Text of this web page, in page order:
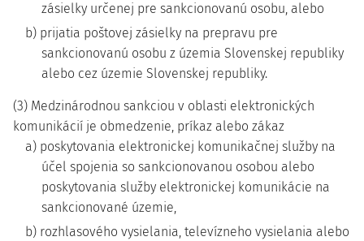
zásielky určenej pre sankcionovanú osobu, alebo
b) prijatia poštovej zásielky na prepravu pre
sankcionovanú osobu z územia Slovenskej republiky
alebo cez územie Slovenskej republiky.
(3) Medzinárodnou sankciou v oblasti elektronických
komunikácií je obmedzenie, príkaz alebo zákaz
a) poskytovania elektronickej komunikačnej služby na
účel spojenia so sankcionovanou osobou alebo
poskytovania služby elektronickej komunikácie na
sankcionované územie,
b) rozhlasového vysielania, televízneho vysielania alebo